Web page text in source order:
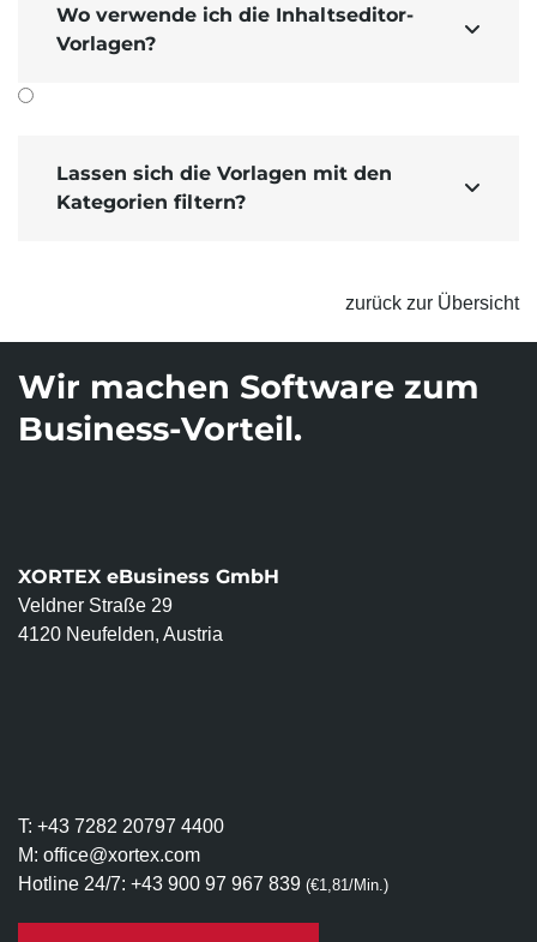
Wo verwende ich die Inhaltseditor-
Vorlagen?

Lassen sich die Vorlagen mit den
Kategorien filtern?

zurück zur Übersicht
Wir machen Software zum
Business-Vorteil.
XORTEX eBusiness GmbH
Veldner Straße 29
4120 Neufelden, Austria
T: +43 7282 20797 4400
M: office@xortex.com
Hotline 24/7: +43 900 97 967 839 (€1,81/Min.)